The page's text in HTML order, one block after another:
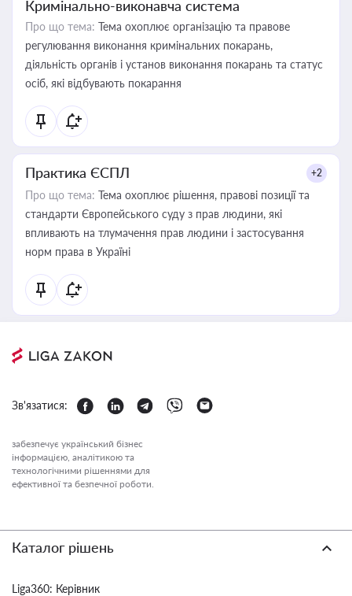
Кримінально-виконавча система
Про що тема: Тема охоплює організацію та правове
регулювання виконання кримінальних покарань,
діяльність органів і установ виконання покарань та статус
осіб, які відбувають покарання
Практика ЄСПЛ +2
Про що тема: Тема охоплює рішення, правові позиції та
стандарти Європейського суду з прав людини, які
впливають на тлумачення прав людини і застосування
норм права в Україні
Зв'язатися:
забезпечує український бізнес
інформацією, аналітикою та
технологічними рішеннями для
ефективної та безпечної роботи.
Каталог рішень
Liga360: Керівник